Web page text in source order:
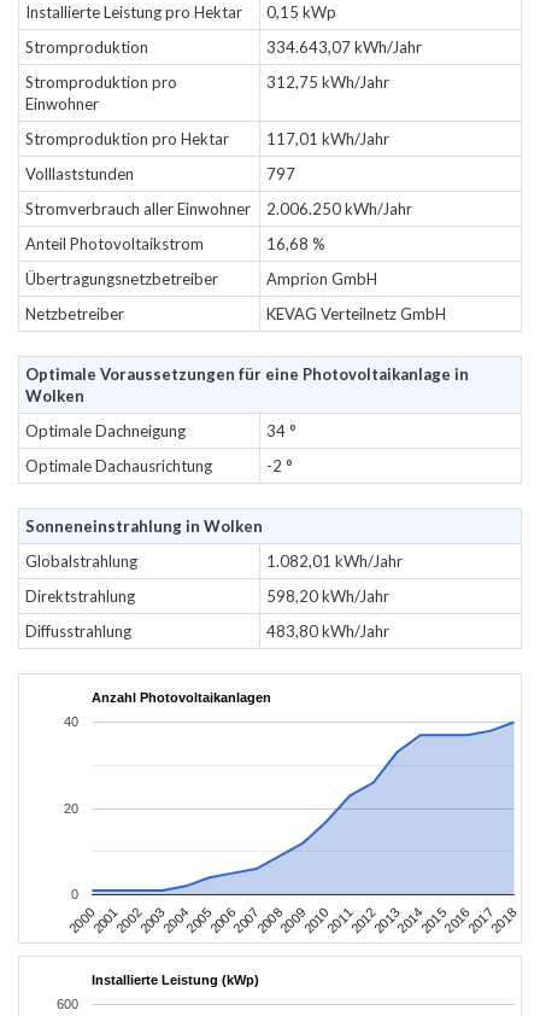
Installierte Leistung pro Hektar
0,15 kWp
Stromproduktion
334.643,07 kWh/Jahr
Stromproduktion pro
Einwohner
312,75 kWh/Jahr
Stromproduktion pro Hektar
117,01 kWh/Jahr
Volllaststunden
797
Stromverbrauch aller Einwohner
2.006.250 kWh/Jahr
Anteil Photovoltaikstrom
16,68 %
Übertragungsnetzbetreiber
Amprion GmbH
Netzbetreiber
KEVAG Verteilnetz GmbH
Optimale Voraussetzungen für eine Photovoltaikanlage in
Wolken
Optimale Dachneigung
34 °
Optimale Dachausrichtung
-2 °
Sonneneinstrahlung in Wolken
Globalstrahlung
1.082,01 kWh/Jahr
Direktstrahlung
598,20 kWh/Jahr
Diffusstrahlung
483,80 kWh/Jahr
Anzahl Photovoltaikanlagen
2000200120022003200420052006200720082009201020112012201320142015201620172018
0
20
40
Installierte Leistung (kWp)
600